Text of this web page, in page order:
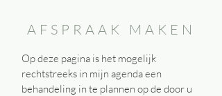
AFSPRAAK MAKEN
Op deze pagina is het mogelijk
rechtstreeks in mijn agenda een
behandeling in te plannen op de door u